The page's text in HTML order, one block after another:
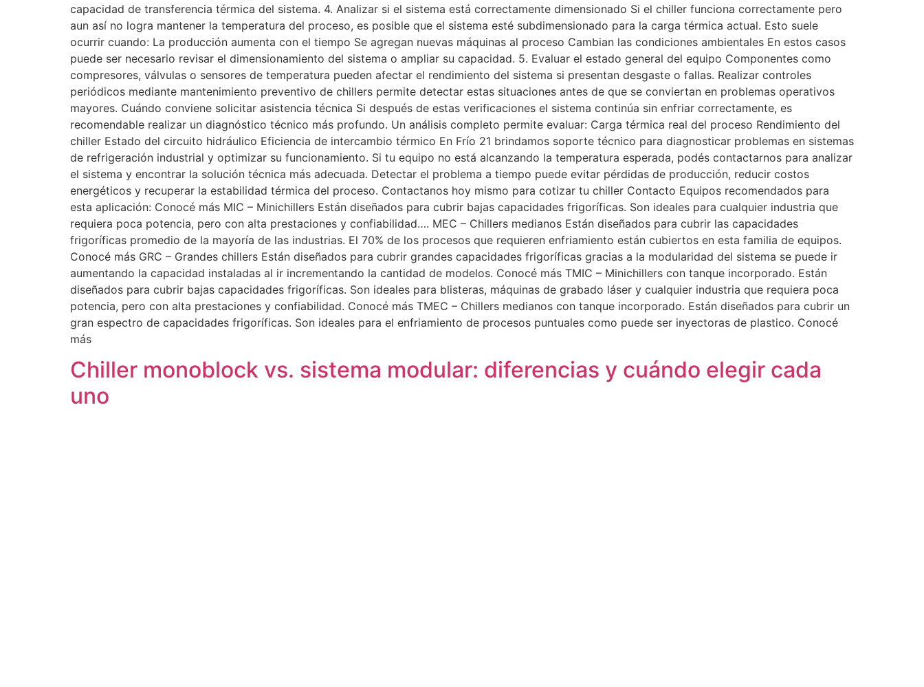
capacidad de transferencia térmica del sistema. 4. Analizar si el sistema está correctamente dimensionado Si el chiller funciona correctamente pero
aun así no logra mantener la temperatura del proceso, es posible que el sistema esté subdimensionado para la carga térmica actual. Esto suele
ocurrir cuando: La producción aumenta con el tiempo Se agregan nuevas máquinas al proceso Cambian las condiciones ambientales En estos casos
puede ser necesario revisar el dimensionamiento del sistema o ampliar su capacidad. 5. Evaluar el estado general del equipo Componentes como
compresores, válvulas o sensores de temperatura pueden afectar el rendimiento del sistema si presentan desgaste o fallas. Realizar controles
periódicos mediante mantenimiento preventivo de chillers permite detectar estas situaciones antes de que se conviertan en problemas operativos
mayores. Cuándo conviene solicitar asistencia técnica Si después de estas verificaciones el sistema continúa sin enfriar correctamente, es
recomendable realizar un diagnóstico técnico más profundo. Un análisis completo permite evaluar: Carga térmica real del proceso Rendimiento del
chiller Estado del circuito hidráulico Eficiencia de intercambio térmico En Frío 21 brindamos soporte técnico para diagnosticar problemas en sistemas
de refrigeración industrial y optimizar su funcionamiento. Si tu equipo no está alcanzando la temperatura esperada, podés contactarnos para analizar
el sistema y encontrar la solución técnica más adecuada. Detectar el problema a tiempo puede evitar pérdidas de producción, reducir costos
energéticos y recuperar la estabilidad térmica del proceso. Contactanos hoy mismo para cotizar tu chiller Contacto Equipos recomendados para
esta aplicación: Conocé más MIC – Minichillers Están diseñados para cubrir bajas capacidades frigoríficas. Son ideales para cualquier industria que
requiera poca potencia, pero con alta prestaciones y confiabilidad…. MEC – Chillers medianos Están diseñados para cubrir las capacidades
frigoríficas promedio de la mayoría de las industrias. El 70% de los procesos que requieren enfriamiento están cubiertos en esta familia de equipos.
Conocé más GRC – Grandes chillers Están diseñados para cubrir grandes capacidades frigoríficas gracias a la modularidad del sistema se puede ir
aumentando la capacidad instaladas al ir incrementando la cantidad de modelos. Conocé más TMIC – Minichillers con tanque incorporado. Están
diseñados para cubrir bajas capacidades frigoríficas. Son ideales para blisteras, máquinas de grabado láser y cualquier industria que requiera poca
potencia, pero con alta prestaciones y confiabilidad. Conocé más TMEC – Chillers medianos con tanque incorporado. Están diseñados para cubrir un
gran espectro de capacidades frigoríficas. Son ideales para el enfriamiento de procesos puntuales como puede ser inyectoras de plastico. Conocé
más
Chiller monoblock vs. sistema modular: diferencias y cuándo elegir cada
uno